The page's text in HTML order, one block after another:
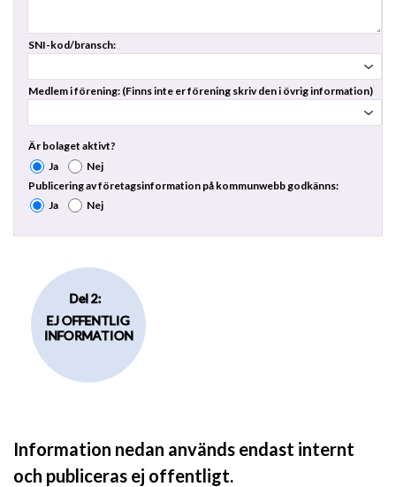
SNI-kod/bransch:
Medlem i förening: (Finns inte er förening skriv den i övrig information)
Är bolaget aktivt?
Ja
Nej
Publicering av företagsinformation på kommunwebb godkänns:
Ja
Nej
Del 2:
EJ OFFENTLIG
INFORMATION
Information nedan används endast internt
och publiceras ej offentligt.